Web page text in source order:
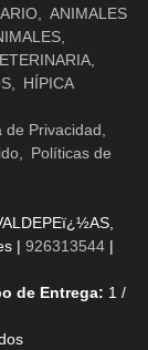
ANIMALES
HÍPICA
de Privacidad
Políticas de
| 926313544 |
de Entrega: 1 /